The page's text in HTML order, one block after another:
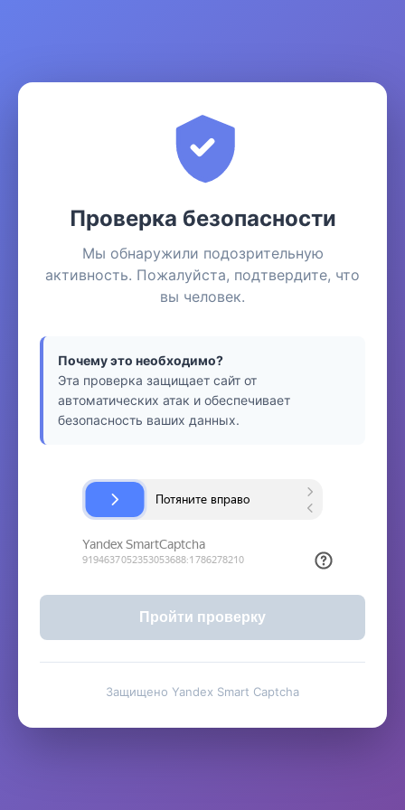
Проверка безопасности
Мы обнаружили подозрительную
активность. Пожалуйста, подтвердите, что
вы человек.
Почему это необходимо?
Эта проверка защищает сайт от
автоматических атак и обеспечивает
безопасность ваших данных.
Пройти проверку
Защищено Yandex Smart Captcha